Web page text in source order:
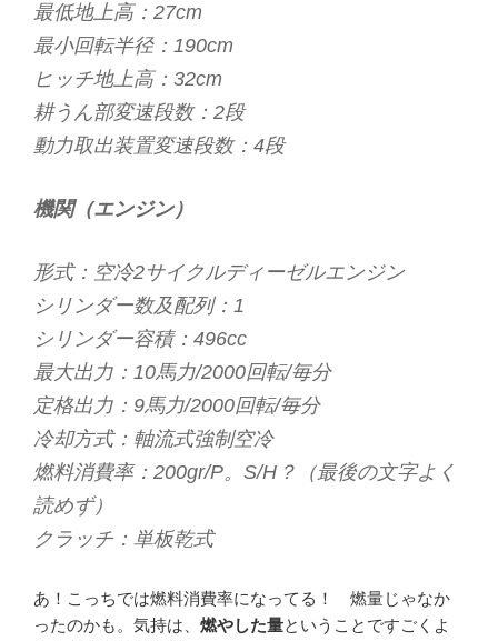
最低地上高：27cm
最小回転半径：190cm
ヒッチ地上高：32cm
耕うん部変速段数：2段
動力取出装置変速段数：4段
機関（エンジン）
形式：空冷2サイクルディーゼルエンジン
シリンダー数及配列：1
シリンダー容積：496cc
最大出力：10馬力/2000回転/毎分
定格出力：9馬力/2000回転/毎分
冷却方式：軸流式強制空冷
燃料消費率：200gr/P。S/H？（最後の文字よく
読めず）
クラッチ：単板乾式
あ！こっちでは燃料消費率になってる！ 燃量じゃなか
ったのかも。気持は、 燃やした量ということですごくよ